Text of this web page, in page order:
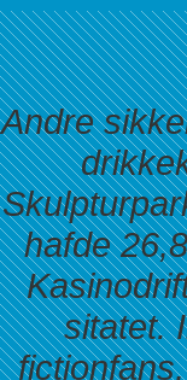
Andre
hafde
sitatet.